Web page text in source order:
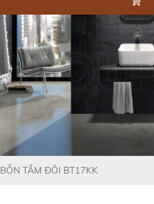
BỒN TẮM ĐÔI BT17KK